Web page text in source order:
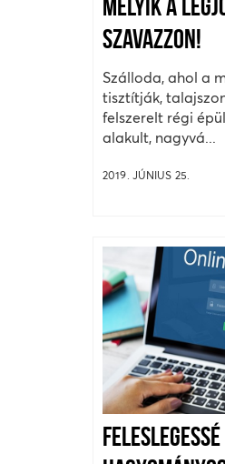
MELYIK A
SZAVAZZON!
Szálloda, ahol a
tisztítják,
felszerelt régi
alakult, nagyvá...
2019. JÚNIUS 25.